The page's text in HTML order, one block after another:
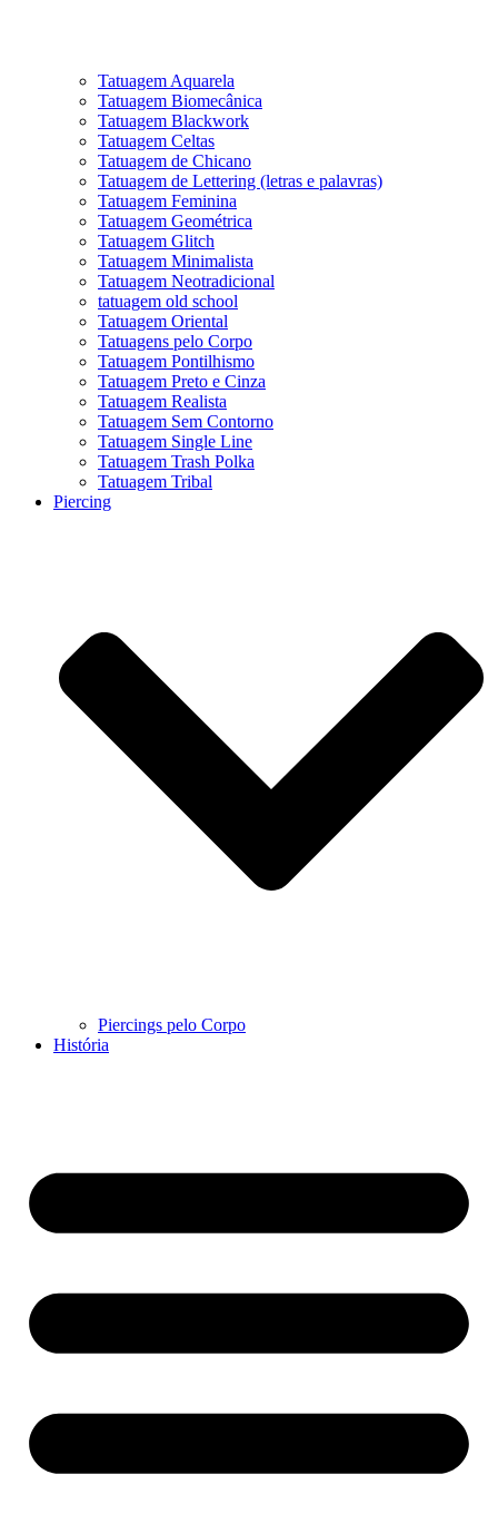
Tatuagem Aquarela
Tatuagem Biomecânica
Tatuagem Blackwork
Tatuagem Celtas
Tatuagem de Chicano
Tatuagem de Lettering (letras e palavras)
Tatuagem Feminina
Tatuagem Geométrica
Tatuagem Glitch
Tatuagem Minimalista
Tatuagem Neotradicional
tatuagem old school
Tatuagem Oriental
Tatuagens pelo Corpo
Tatuagem Pontilhismo
Tatuagem Preto e Cinza
Tatuagem Realista
Tatuagem Sem Contorno
Tatuagem Single Line
Tatuagem Trash Polka
Tatuagem Tribal
Piercing
Piercings pelo Corpo
História